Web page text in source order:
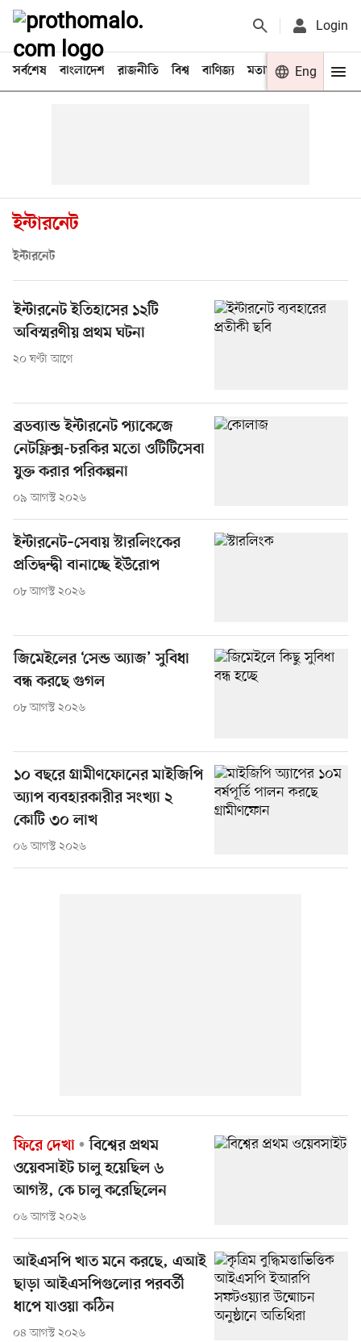
Login
সর্বশেষ বাংলাদেশ রাজনীতি বিশ্ব বাণিজ্য মতামত খেলা
Eng
ইন্টারনেট
ইন্টারনেট
ইন্টারনেট ইতিহাসের ১২টি
অবিস্মরণীয় প্রথম ঘটনা
২০ ঘণ্টা আগে
ব্রডব্যান্ড ইন্টারনেট প্যাকেজে
নেটফ্লিক্স-চরকির মতো ওটিটিসেবা
যুক্ত করার পরিকল্পনা
০৯ আগস্ট ২০২৬
ইন্টারনেট–সেবায় স্টারলিংকের
প্রতিদ্বন্দ্বী বানাচ্ছে ইউরোপ
০৮ আগস্ট ২০২৬
জিমেইলের ‘সেন্ড অ্যাজ’ সুবিধা
বন্ধ করছে গুগল
০৮ আগস্ট ২০২৬
১০ বছরে গ্রামীণফোনের মাইজিপি
অ্যাপ ব্যবহারকারীর সংখ্যা ২
কোটি ৩০ লাখ
০৬ আগস্ট ২০২৬
ফিরে দেখা
বিশ্বের প্রথম
ওয়েবসাইট চালু হয়েছিল ৬
আগস্ট, কে চালু করেছিলেন
০৬ আগস্ট ২০২৬
আইএসপি খাত মনে করছে, এআই
ছাড়া আইএসপিগুলোর পরবর্তী
ধাপে যাওয়া কঠিন
০৪ আগস্ট ২০২৬